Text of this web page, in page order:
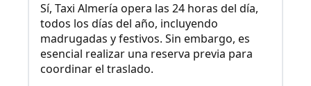
Sí, Taxi Almería opera las 24 horas del día,
todos los días del año, incluyendo
madrugadas y festivos. Sin embargo, es
esencial realizar una reserva previa para
coordinar el traslado.